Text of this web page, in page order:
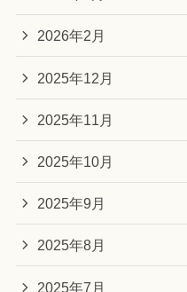
2026年2月
2025年12月
2025年11月
2025年10月
2025年9月
2025年8月
2025年7月